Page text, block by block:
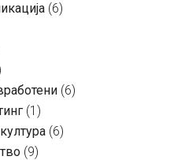
(6)
(6)
(1)
(6)
(9)